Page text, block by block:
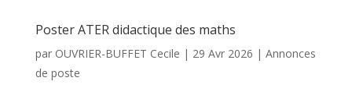
Poster ATER didactique des maths
par OUVRIER-BUFFET Cecile | 29 Avr 2026 | Annonces
de poste